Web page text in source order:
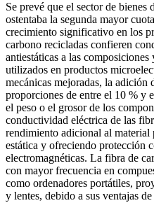
Se prevé que el sector de
ostentaba la segunda mayor
crecimiento significativo en los
carbono recicladas confieren
antiestáticas a las
utilizados en productos
mecánicas mejoradas, la adición
proporciones de entre el 10 % y
el peso o el grosor de los
conductividad eléctrica de las
rendimiento adicional al material
estática y ofreciendo protección
electromagnéticas. La fibra de
con mayor frecuencia en
como ordenadores portátiles,
y lentes, debido a sus ventajas